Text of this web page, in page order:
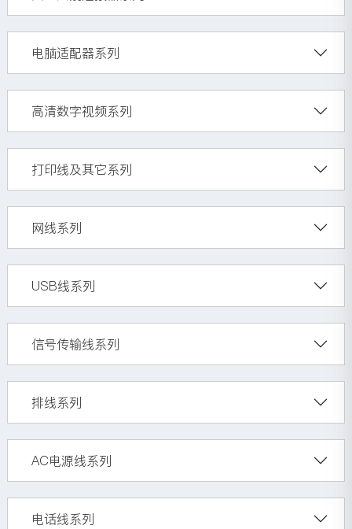
电脑适配器系列
高清数字视频系列
打印线及其它系列
网线系列
USB线系列
信号传输线系列
排线系列
AC电源线系列
电话线系列